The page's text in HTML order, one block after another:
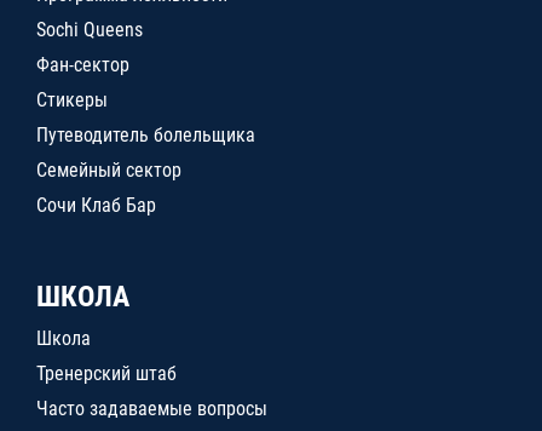
Sochi Queens
Фан-сектор
Стикеры
Путеводитель болельщика
Семейный сектор
Сочи Клаб Бар
ШКОЛА
Школа
Тренерский штаб
Часто задаваемые вопросы